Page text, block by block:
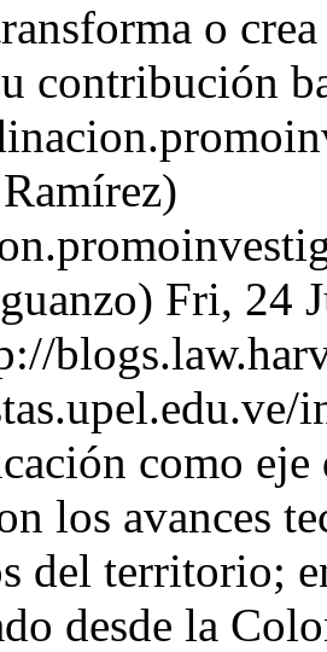
o
contribución
Fri, 24
como
los avances
del territorio;
desde la